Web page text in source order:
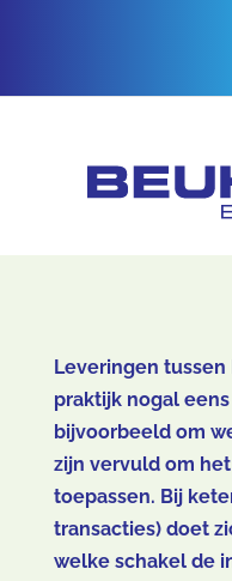
Leveringen
praktijk nogal
bijvoorbeeld om
zijn vervuld om
toepassen. Bij
transacties) doet
welke schakel de